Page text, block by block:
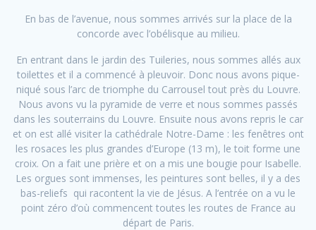
En bas de l’avenue, nous sommes arrivés sur la place de la
concorde avec l’obélisque au milieu.
En entrant dans le jardin des Tuileries, nous sommes allés aux
toilettes et il a commencé à pleuvoir. Donc nous avons pique-
niqué sous l’arc de triomphe du Carrousel tout près du Louvre.
Nous avons vu la pyramide de verre et nous sommes passés
dans les souterrains du Louvre. Ensuite nous avons repris le car
et on est allé visiter la cathédrale Notre-Dame : les fenêtres ont
les rosaces les plus grandes d’Europe (13 m), le toit forme une
croix. On a fait une prière et on a mis une bougie pour Isabelle.
Les orgues sont immenses, les peintures sont belles, il y a des
bas-reliefs qui racontent la vie de Jésus. A l’entrée on a vu le
point zéro d’où commencent toutes les routes de France au
départ de Paris.